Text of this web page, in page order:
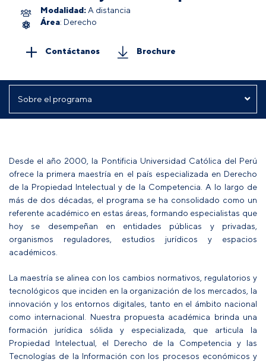
Modalidad: A distancia
Área: Derecho
Contáctanos Brochure
Desde el año 2000, la Pontificia Universidad Católica del Perú
ofrece la primera maestría en el país especializada en Derecho
de la Propiedad Intelectual y de la Competencia. A lo largo de
más de dos décadas, el programa se ha consolidado como un
referente académico en estas áreas, formando especialistas que
hoy se desempeñan en entidades públicas y privadas,
organismos reguladores, estudios jurídicos y espacios
académicos.
La maestría se alinea con los cambios normativos, regulatorios y
tecnológicos que inciden en la organización de los mercados, la
innovación y los entornos digitales, tanto en el ámbito nacional
como internacional. Nuestra propuesta académica brinda una
formación jurídica sólida y especializada, que articula la
Propiedad Intelectual, el Derecho de la Competencia y las
Tecnologías de la Información con los procesos económicos y